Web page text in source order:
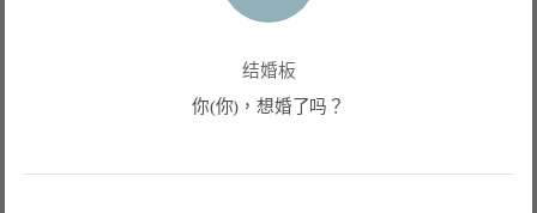
结婚板
你(你)，想婚了吗？